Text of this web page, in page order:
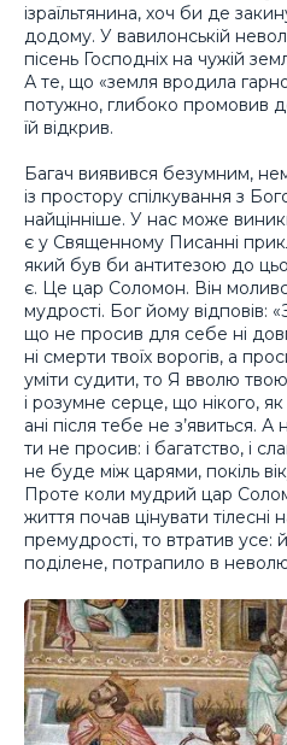
ізраїльтянина, хоч би де
додому. У вавилонській
пісень Господніх на чужій
А те, що «земля вродила
потужно, глибоко промовив
їй відкрив.
Багач виявився безумним,
із простору спілкування з
найцінніше. У нас може
є у Священному Писанні
який був би антитезою до
є. Це цар Соломон. Він
мудрості. Бог йому відповів:
що не просив для себе ні
ні смерти твоїх ворогів, а
уміти судити, то Я вволю
і розумне серце, що нікого,
ані після тебе не з’явиться. А
ти не просив: і багатство, і
не буде між царями, покіль
Проте коли мудрий цар
життя почав цінувати
премудрості, то втратив усе:
поділене, потрапило в неволю